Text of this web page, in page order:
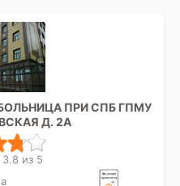
ПРИ СПБ ГПМУ
Д. 2А
3.8 из 5